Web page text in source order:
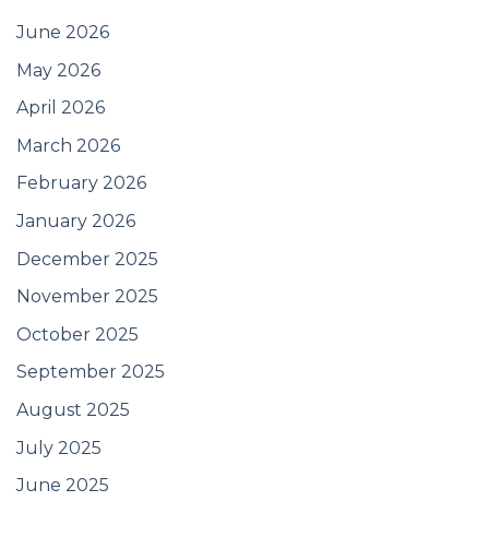
June 2026
May 2026
April 2026
March 2026
February 2026
January 2026
December 2025
November 2025
October 2025
September 2025
August 2025
July 2025
June 2025